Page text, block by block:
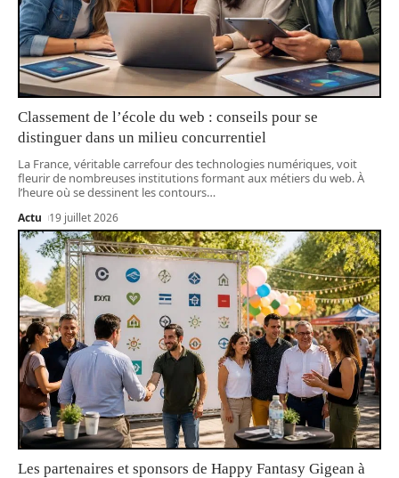
Classement de l’école du web : conseils pour se
distinguer dans un milieu concurrentiel
La France, véritable carrefour des technologies numériques, voit
fleurir de nombreuses institutions formant aux métiers du web. À
l’heure où se dessinent les contours…
Actu 19 juillet 2026
Les partenaires et sponsors de Happy Fantasy Gigean à